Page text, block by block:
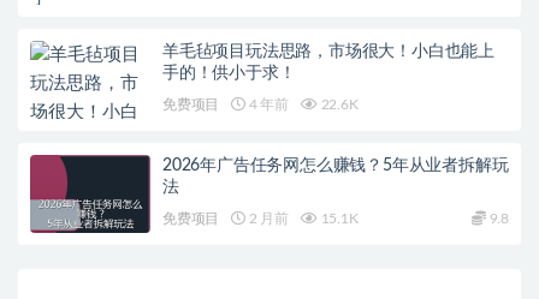
羊毛毡项目玩法思路，市场很大！小白也能上
手的！供小于求！
免费项目 4 年前 22.6K
2026年广告任务网怎么赚钱？5年从业者拆解玩
法
免费项目 2 月前 15.1K 9.8